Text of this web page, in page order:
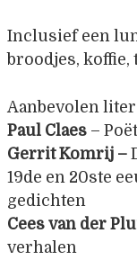
Inclusief een
broodjes,
Aanbevolen
Paul Claes –
Gerrit Komrij –
19de en 20ste
gedichten
Cees van der
verhalen